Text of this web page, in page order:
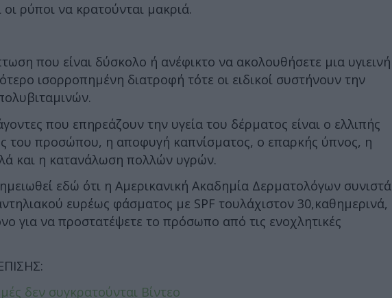
οι ρύποι να κρατούνται μακριά.
που είναι δύσκολο ή ανέφικτο να ακολουθήσετε μια υγιεινή
ισορροπημένη διατροφή τότε οι ειδικοί συστήνουν την
που επηρεάζουν την υγεία του δέρματος είναι ο ελλιπής
του προσώπου, η αποφυγή καπνίσματος, ο επαρκής ύπνος, η
και η κατανάλωση πολλών υγρών.
εδώ ότι η Αμερικανική Ακαδημία Δερματολόγων συνιστά
ευρέως φάσματος με SPF τουλάχιστον 30,καθημερινά,
για να προστατέψετε το πρόσωπο από τις ενοχλητικές
δεν συγκρατούνται Βίντεο